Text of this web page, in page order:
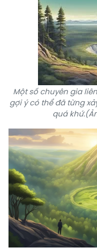
Một số chuyên gia
gợi ý có thể đã từng
quá